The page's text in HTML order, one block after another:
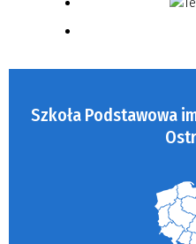
Szkoła Podstawowa